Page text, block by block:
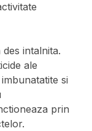
intalnita.
ale
si
prin